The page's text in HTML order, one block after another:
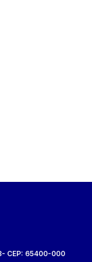
- CEP: 65400-000